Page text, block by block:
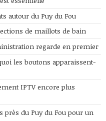
autour du Puy du Fou
de maillots de bain
regarde en premier
les boutons apparaissent-
IPTV encore plus
près du Puy du Fou pour un